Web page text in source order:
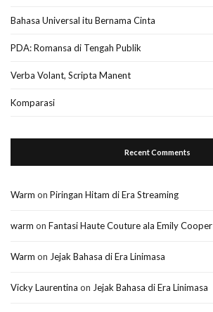
Bahasa Universal itu Bernama Cinta
PDA: Romansa di Tengah Publik
Verba Volant, Scripta Manent
Komparasi
Recent Comments
Warm on Piringan Hitam di Era Streaming
warm on Fantasi Haute Couture ala Emily Cooper
Warm on Jejak Bahasa di Era Linimasa
Vicky Laurentina on Jejak Bahasa di Era Linimasa